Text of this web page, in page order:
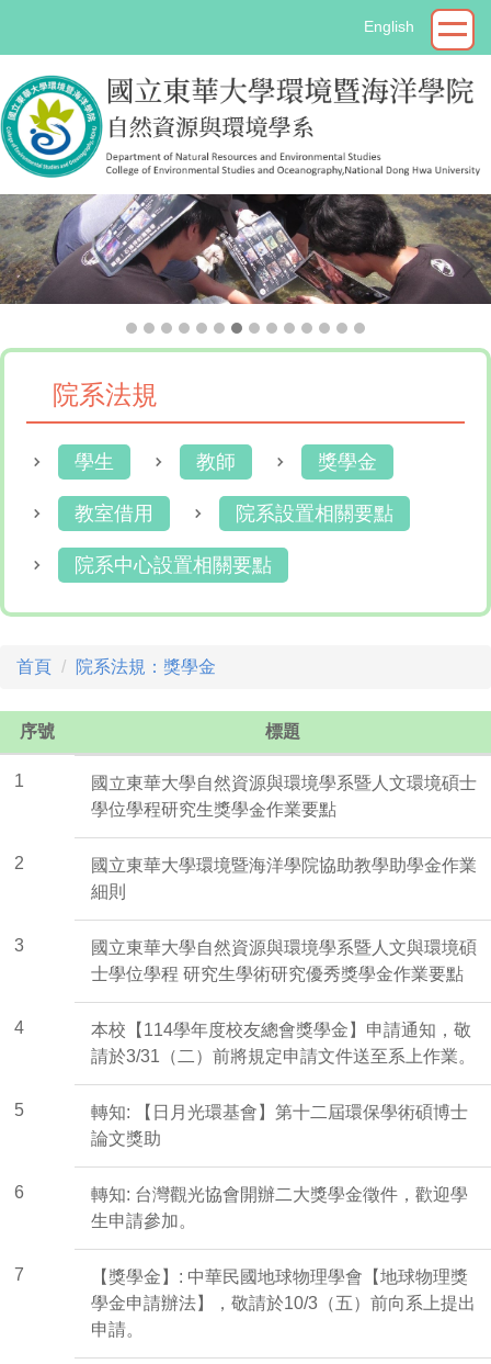
要
內
容
區
English
院系法規
學生 教師 獎學金
教室借用 院系設置相關要點
院系中心設置相關要點
首頁 院系法規：獎學金
序號 標題
1
國立東華大學自然資源與環境學系暨人文環境碩士
學位學程研究生獎學金作業要點
2
國立東華大學環境暨海洋學院協助教學助學金作業
細則
3
國立東華大學自然資源與環境學系暨人文與環境碩
士學位學程 研究生學術研究優秀獎學金作業要點
4
本校【114學年度校友總會獎學金】申請通知，敬
請於3/31（二）前將規定申請文件送至系上作業。
5
轉知: 【日月光環基會】第十二屆環保學術碩博士
論文獎助
6
轉知: 台灣觀光協會開辦二大獎學金徵件，歡迎學
生申請參加。
7
【獎學金】: 中華民國地球物理學會【地球物理獎
學金申請辦法】，敬請於10/3（五）前向系上提出
申請。